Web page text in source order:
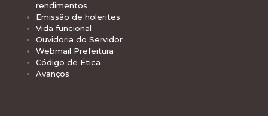
rendimentos
Emissão de holerites
Vida funcional
Ouvidoria do Servidor
Webmail Prefeitura
Código de Ética
Avanços